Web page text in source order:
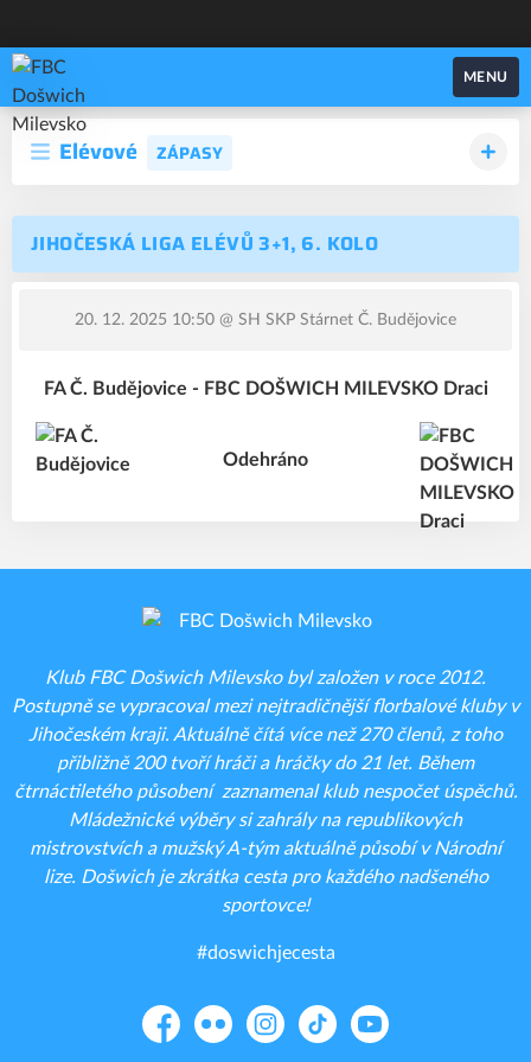
FBC Došwich Milevsko
MENU
Elévové ZÁPASY
JIHOČESKÁ LIGA ELÉVŮ 3+1, 6. KOLO
20. 12. 2025 10:50 @ SH SKP Stárnet Č. Budějovice
FA Č. Budějovice - FBC DOŠWICH MILEVSKO Draci
Odehráno
Klub FBC Došwich Milevsko byl založen v roce 2012.
Postupně se vypracoval mezi nejtradičnější florbalové kluby v
Jihočeském kraji. Aktuálně čítá více než 270 členů, z toho
přibližně 200 tvoří hráči a hráčky do 21 let. Během
čtrnáctiletého působení zaznamenal klub nespočet úspěchů.
Mládežnické výběry si zahrály na republikových
mistrovstvích a mužský A-tým aktuálně působí v Národní
lize. Došwich je zkrátka cesta pro každého nadšeného
sportovce!
#doswichjecesta
FacebookFlickr Instagram
TikTok YouTube